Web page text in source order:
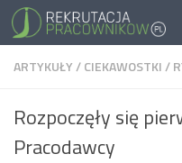
ARTYKUŁY/CIEKAWOSTKI/
Rozpoczęły się
Pracodawcy